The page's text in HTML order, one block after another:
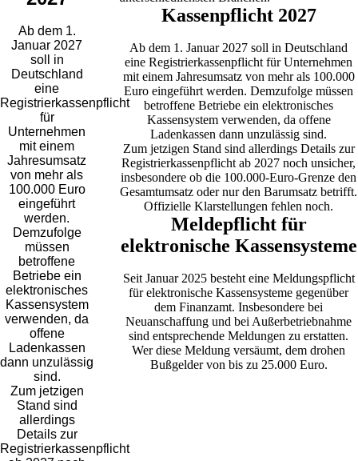
Ab dem 1.
Januar 2027
soll in
Deutschland
eine
Registrierkassenpflicht
für
Unternehmen
mit einem
Jahresumsatz
von mehr als
100.000 Euro
eingeführt
werden.
Demzufolge
müssen
betroffene
Betriebe ein
elektronisches
Kassensystem
verwenden, da
offene
Ladenkassen
dann unzulässig
sind.
Zum jetzigen
Stand sind
allerdings
Details zur
Registrierkassenpflicht
Kassenpflicht 2027
Ab dem 1. Januar 2027 soll in Deutschland
eine Registrierkassenpflicht für Unternehmen
mit einem Jahresumsatz von mehr als 100.000
Euro eingeführt werden. Demzufolge müssen
betroffene Betriebe ein elektronisches
Kassensystem verwenden, da offene
Ladenkassen dann unzulässig sind.
Zum jetzigen Stand sind allerdings Details zur
Registrierkassenpflicht ab 2027 noch unsicher,
insbesondere ob die 100.000-Euro-Grenze den
Gesamtumsatz oder nur den Barumsatz betrifft.
Offizielle Klarstellungen fehlen noch.
Meldepflicht für
elektronische Kassensysteme
Seit Januar 2025 besteht eine Meldungspflicht
für elektronische Kassensysteme gegenüber
dem Finanzamt. Insbesondere bei
Neuanschaffung und bei Außerbetriebnahme
sind entsprechende Meldungen zu erstatten.
Wer diese Meldung versäumt, dem drohen
Bußgelder von bis zu 25.000 Euro.